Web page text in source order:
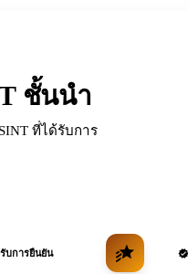
ชั้นนำ
ที่ได้รับการ
บการยืนยัน